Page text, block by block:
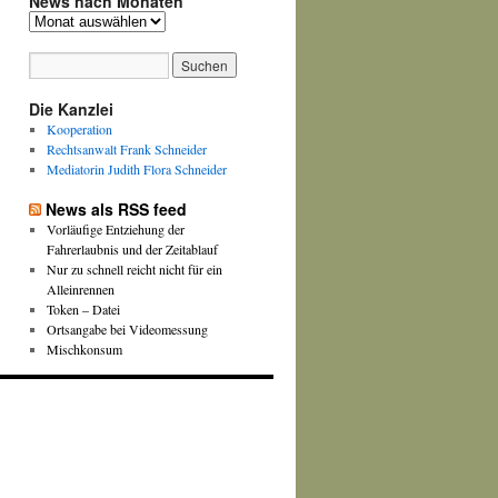
News
Die Kanzlei
Kooperation
Rechtsanwalt Frank Schneider
Mediatorin Judith Flora Schneider
News als RSS feed
Vorläufige Entziehung der
Fahrerlaubnis und der Zeitablauf
Nur zu schnell reicht nicht für ein
Alleinrennen
Token – Datei
Ortsangabe bei Videomessung
Mischkonsum